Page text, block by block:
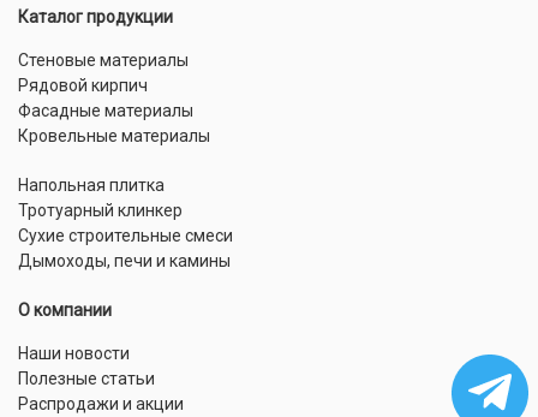
Каталог продукции
Стеновые материалы
Рядовой кирпич
Фасадные материалы
Кровельные материалы
Напольная плитка
Тротуарный клинкер
Сухие строительные смеси
Дымоходы, печи и камины
О компании
Наши новости
Полезные статьи
Распродажи и акции